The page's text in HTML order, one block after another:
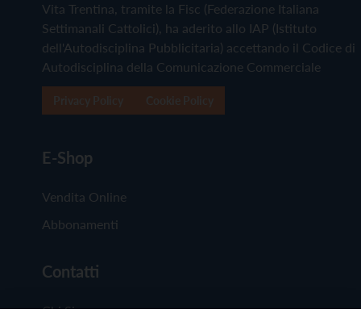
Vita Trentina, tramite la Fisc (Federazione Italiana
Settimanali Cattolici), ha aderito allo IAP (Istituto
dell'Autodisciplina Pubblicitaria) accettando il Codice di
Autodisciplina della Comunicazione Commerciale
E-Shop
Vendita Online
Abbonamenti
Contatti
Chi Siamo